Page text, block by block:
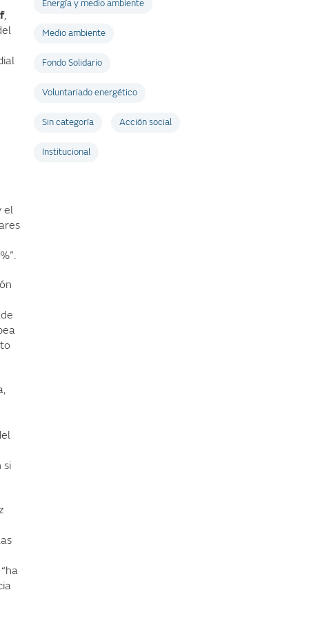
,
el
si
Energía y medio ambiente
Medio ambiente
Fondo Solidario
Voluntariado energético
Sin categoría Acción social
Institucional